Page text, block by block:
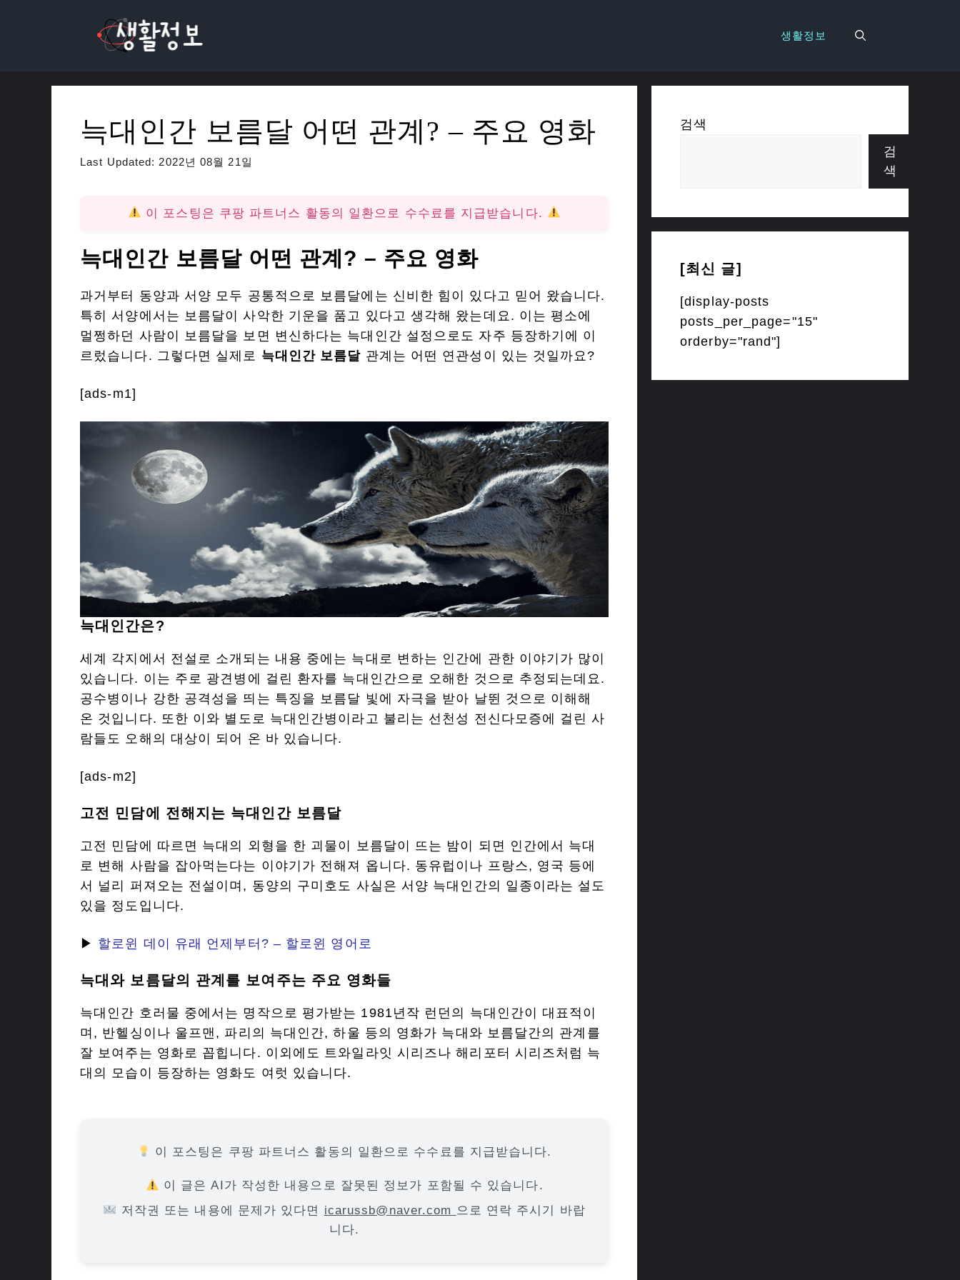
생활정보
늑대인간 보름달 어떤 관계? – 주요 영화
Last Updated: 2022년 08월 21일
이 포스팅은 쿠팡 파트너스 활동의 일환으로 수수료를 지급받습니다.
늑대인간 보름달 어떤 관계? – 주요 영화
과거부터 동양과 서양 모두 공통적으로 보름달에는 신비한 힘이 있다고 믿어 왔습니다.
특히 서양에서는 보름달이 사악한 기운을 품고 있다고 생각해 왔는데요. 이는 평소에
멀쩡하던 사람이 보름달을 보면 변신하다는 늑대인간 설정으로도 자주 등장하기에 이
르렀습니다. 그렇다면 실제로 늑대인간 보름달 관계는 어떤 연관성이 있는 것일까요?
[ads-m1]
늑대인간은?
세계 각지에서 전설로 소개되는 내용 중에는 늑대로 변하는 인간에 관한 이야기가 많이
있습니다. 이는 주로 광견병에 걸린 환자를 늑대인간으로 오해한 것으로 추정되는데요.
공수병이나 강한 공격성을 띄는 특징을 보름달 빛에 자극을 받아 날뛴 것으로 이해해
온 것입니다. 또한 이와 별도로 늑대인간병이라고 불리는 선천성 전신다모증에 걸린 사
람들도 오해의 대상이 되어 온 바 있습니다.
[ads-m2]
고전 민담에 전해지는 늑대인간 보름달
고전 민담에 따르면 늑대의 외형을 한 괴물이 보름달이 뜨는 밤이 되면 인간에서 늑대
로 변해 사람을 잡아먹는다는 이야기가 전해져 옵니다. 동유럽이나 프랑스, 영국 등에
서 널리 퍼져오는 전설이며, 동양의 구미호도 사실은 서양 늑대인간의 일종이라는 설도
있을 정도입니다.
▶ 할로윈 데이 유래 언제부터? – 할로윈 영어로
늑대와 보름달의 관계를 보여주는 주요 영화들
늑대인간 호러물 중에서는 명작으로 평가받는 1981년작 런던의 늑대인간이 대표적이
며, 반헬싱이나 울프맨, 파리의 늑대인간, 하울 등의 영화가 늑대와 보름달간의 관계를
잘 보여주는 영화로 꼽힙니다. 이외에도 트와일라잇 시리즈나 해리포터 시리즈처럼 늑
대의 모습이 등장하는 영화도 여럿 있습니다.
이 포스팅은 쿠팡 파트너스 활동의 일환으로 수수료를 지급받습니다.
이 글은 AI가 작성한 내용으로 잘못된 정보가 포함될 수 있습니다.
저작권 또는 내용에 문제가 있다면 icarussb@naver.com 으로 연락 주시기 바랍
니다.
검색
검
색
[최신 글]
[display-posts
posts_per_page="15"
orderby="rand"]